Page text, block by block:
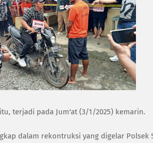
terjadi pada Jum'at (3/1/2025) kemarin.
dalam rekontruksi yang digelar Polsek